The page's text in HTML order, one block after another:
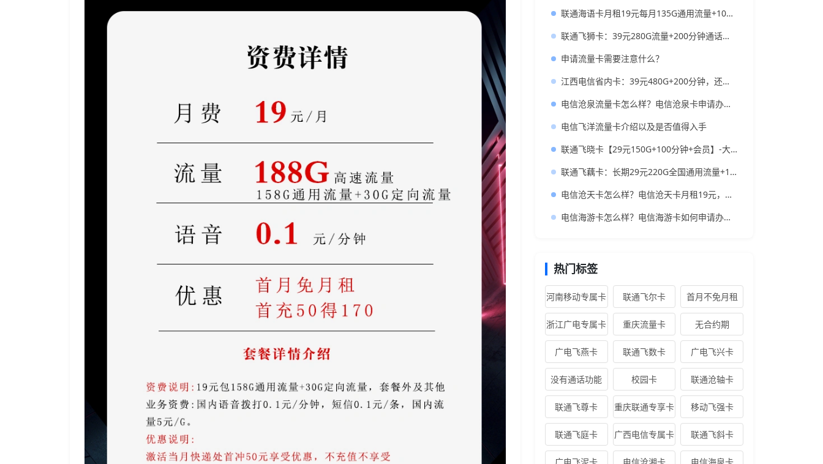
联通海语卡月租19元每月135G通用流量+100分钟通话时长
联通飞狮卡：39元280G流量+200分钟通话，还带一年会员
申请流量卡需要注意什么？
江西电信省内卡：39元480G+200分钟，还带视频会员的大流量卡
电信沧泉流量卡怎么样？电信沧泉卡申请办理入口
电信飞洋流量卡介绍以及是否值得入手
联通飞晓卡【29元150G+100分钟+会员】-大流量低月租的神卡推荐
联通飞藕卡：长期29元220G全国通用流量+100分钟，到底值不值得办？
电信沧天卡怎么样？电信沧天卡月租19元，每月295G流量，首充50元送120元
电信海游卡怎么样？电信海游卡如何申请办理？
热门标签
河南移动专属卡 联通飞尔卡 首月不免月租
浙江广电专属卡 重庆流量卡 无合约期
广电飞燕卡 联通飞数卡 广电飞兴卡
没有通话功能 校园卡 联通沧轴卡
联通飞尊卡 重庆联通专享卡 移动飞强卡
联通飞庭卡 广西电信专属卡 联通飞斜卡